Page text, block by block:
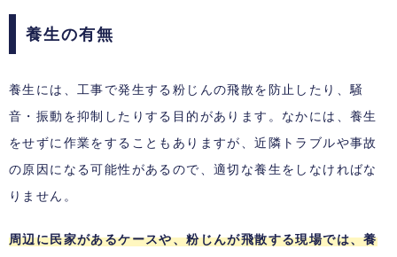
養生の有無
養生には、工事で発生する粉じんの飛散を防止したり、騒
音・振動を抑制したりする目的があります。なかには、養生
をせずに作業をすることもありますが、近隣トラブルや事故
の原因になる可能性があるので、適切な養生をしなければな
りません。
周辺に民家があるケースや、粉じんが飛散する現場では、養